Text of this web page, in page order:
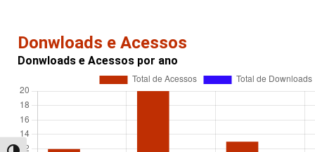
Donwloads e Acessos
Donwloads e Acessos por ano